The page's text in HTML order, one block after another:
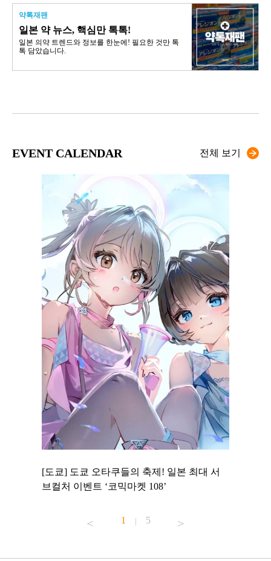
약톡재팬
일본 약 뉴스, 핵심만 톡톡!
일본 의약 트렌드와 정보를 한눈에! 필요한 것만 톡
톡 담았습니다.
EVENT CALENDAR 전체 보기
[도쿄] 도쿄 오타쿠들의 축제! 일본 최대 서
브컬처 이벤트 ‘코믹마켓 108’
1 | 5